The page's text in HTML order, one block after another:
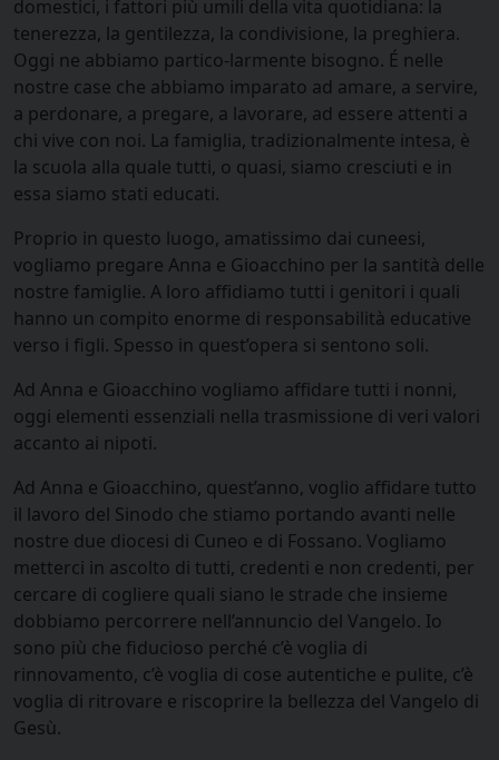
domestici, i fattori più umili della vita quotidiana: la
tenerezza, la gentilezza, la condivisione, la preghiera.
Oggi ne abbiamo partico-larmente bisogno. É nelle
nostre case che abbiamo imparato ad amare, a servire,
a perdonare, a pregare, a lavorare, ad essere attenti a
chi vive con noi. La famiglia, tradizionalmente intesa, è
la scuola alla quale tutti, o quasi, siamo cresciuti e in
essa siamo stati educati.
Proprio in questo luogo, amatissimo dai cuneesi,
vogliamo pregare Anna e Gioacchino per la santità delle
nostre famiglie. A loro affidiamo tutti i genitori i quali
hanno un compito enorme di responsabilità educative
verso i figli. Spesso in quest’opera si sentono soli.
Ad Anna e Gioacchino vogliamo affidare tutti i nonni,
oggi elementi essenziali nella trasmissione di veri valori
accanto ai nipoti.
Ad Anna e Gioacchino, quest’anno, voglio affidare tutto
il lavoro del Sinodo che stiamo portando avanti nelle
nostre due diocesi di Cuneo e di Fossano. Vogliamo
metterci in ascolto di tutti, credenti e non credenti, per
cercare di cogliere quali siano le strade che insieme
dobbiamo percorrere nell’annuncio del Vangelo. Io
sono più che fiducioso perché c’è voglia di
rinnovamento, c’è voglia di cose autentiche e pulite, c’è
voglia di ritrovare e riscoprire la bellezza del Vangelo di
Gesù.